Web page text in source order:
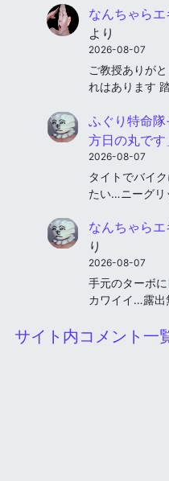
なんちゃら
より
2026-08-07
ご教授ありが
れはあります
ふぐり特命
方日の丸で
2026-08-07
タイトでバイ
たい…ニーグリ
なんちゃら
り
2026-08-07
手元のターボ
カワイイ…露
サイト内コメント一